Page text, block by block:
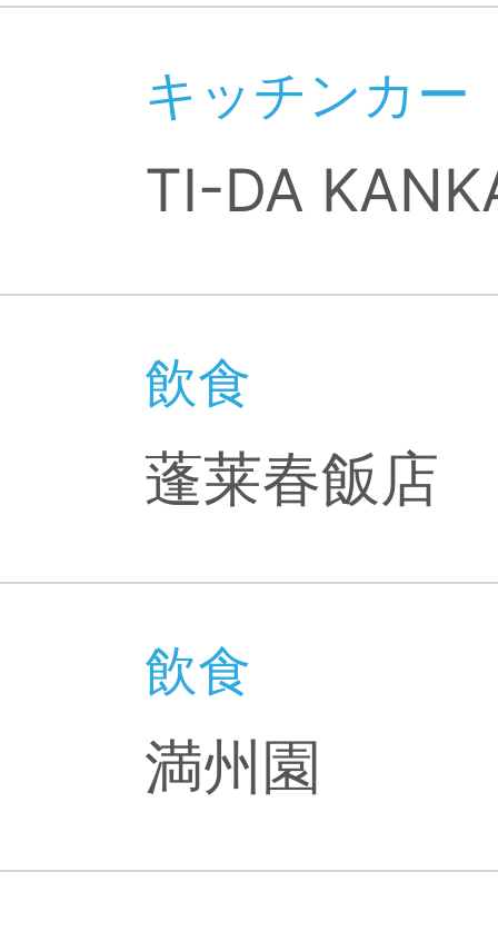
キッチンカー
TI-DA
飲食
蓬莱春飯店
飲食
満州園